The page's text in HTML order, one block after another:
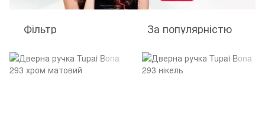
Фільтр За популярністю